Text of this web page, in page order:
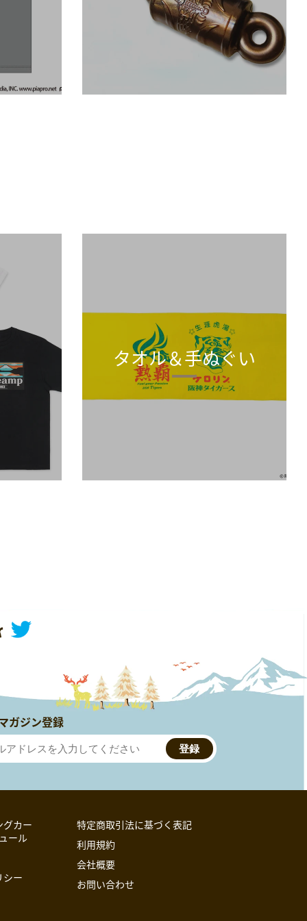
タオル＆手ぬぐい
ガジン登録
登録
カー
ール
シー
特定商取引法に基づく表記
利用規約
会社概要
お問い合わせ